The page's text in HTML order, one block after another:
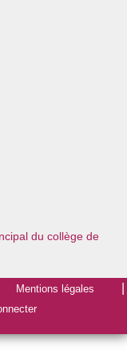
du collège de
Mentions légales